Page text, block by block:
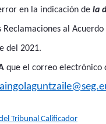
en la indicación de la
al
del 2021.
que el correo electrónico
Tribunal Calificador